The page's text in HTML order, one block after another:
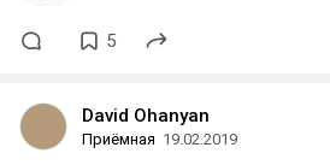
5
David Ohanyan
Приёмная 19.02.2019